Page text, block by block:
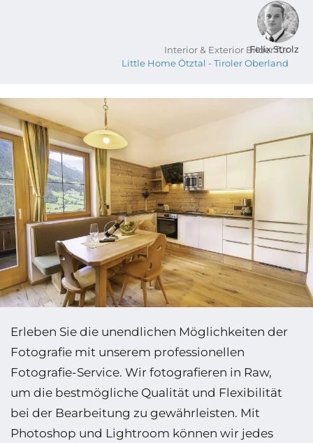
Felix Strolz
Interior & Exterior Bilder für
Little Home Ötztal - Tiroler Oberland
Erleben Sie die unendlichen Möglich­keiten der
Fotografie mit unserem professionellen
Fotografie-Service. Wir fotografieren in Raw,
um die bestmögliche Qualität und Flexibilität
bei der Bearbeitung zu gewährleisten. Mit
Photoshop und Lightroom können wir jedes